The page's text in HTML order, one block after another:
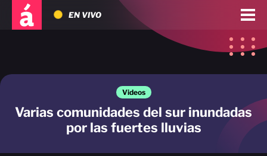
EN VIVO
Videos
Varias comunidades del sur inundadas
por las fuertes lluvias